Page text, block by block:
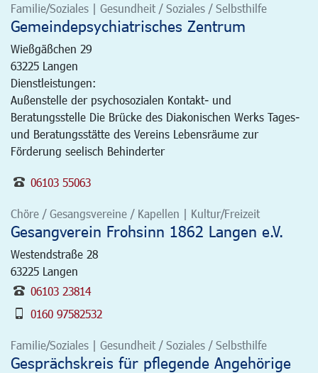
Familie/Soziales | Gesundheit / Soziales / Selbsthilfe
Gemeindepsychiatrisches Zentrum
Wießgäßchen 29
63225 Langen
Dienstleistungen:
Außenstelle der psychosozialen Kontakt- und
Beratungsstelle Die Brücke des Diakonischen Werks Tages-
und Beratungsstätte des Vereins Lebensräume zur
Förderung seelisch Behinderter
06103 55063
Chöre / Gesangsvereine / Kapellen | Kultur/Freizeit
Gesangverein Frohsinn 1862 Langen e.V.
Westendstraße 28
63225 Langen
06103 23814
0160 97582532
Familie/Soziales | Gesundheit / Soziales / Selbsthilfe
Gesprächskreis für pflegende Angehörige